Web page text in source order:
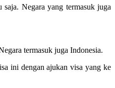
Negara yang termasuk juga
termasuk juga Indonesia.
ini dengan ajukan visa yang ke